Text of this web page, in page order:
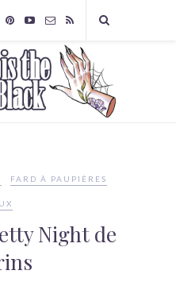
FARD À PAUPIÈRES
Night de